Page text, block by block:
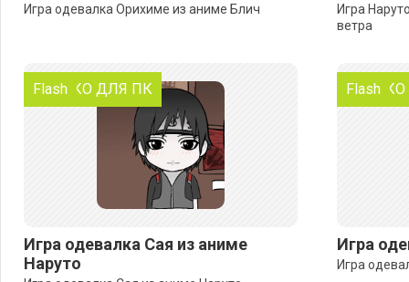
Игра одевалка Орихиме из аниме Блич
Игра
ветра
ТОЛЬКО ДЛЯ ПК
Flash
Игра одевалка Сая из аниме
Наруто
Flash
Игра
Игра